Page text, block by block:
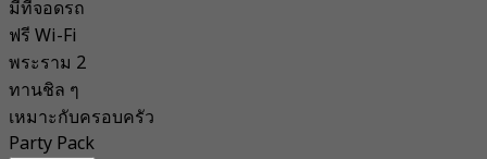
มีที่จอดรถ
ฟรี Wi-Fi
พระราม 2
ทานชิล ๆ
เหมาะกับครอบครัว
Party Pack